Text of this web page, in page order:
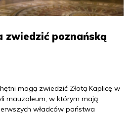
zwiedzić poznańską
mogą zwiedzić Złotą Kaplicę w
mauzoleum, w którym mają
władców państwa